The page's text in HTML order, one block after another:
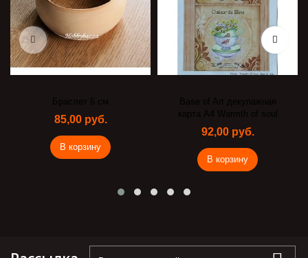
Браслет 6 см
85,00 руб.
В корзину
Base of Art декупажная
карта А4 Warmth of soul
92,00 руб.
В корзину